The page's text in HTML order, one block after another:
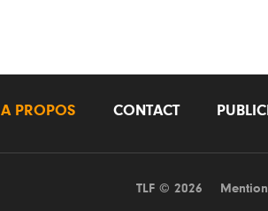
A PROPOS CONTACT
TLF © 2026